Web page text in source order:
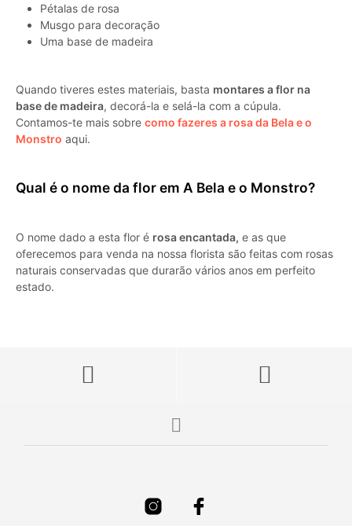
Pétalas de rosa
Musgo para decoração
Uma base de madeira
Quando tiveres estes materiais, basta montares a flor na
base de madeira, decorá-la e selá-la com a cúpula.
Contamos-te mais sobre como fazeres a rosa da Bela e o
Monstro aqui.
Qual é o nome da flor em A Bela e o Monstro?
O nome dado a esta flor é rosa encantada, e as que
oferecemos para venda na nossa florista são feitas com rosas
naturais conservadas que durarão vários anos em perfeito
estado.